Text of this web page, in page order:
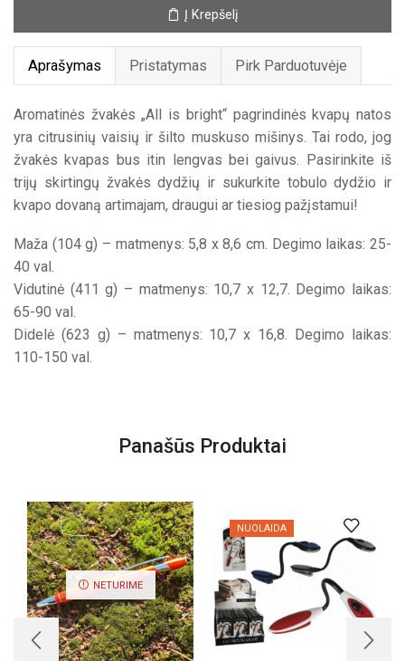
Candle
„All
is
Į Krepšelį
Aprašymas Pristatymas Pirk Parduotuvėje
Aromatinės žvakės „All is bright“ pagrindinės kvapų natos
yra citrusinių vaisių ir šilto muskuso mišinys. Tai rodo, jog
žvakės kvapas bus itin lengvas bei gaivus. Pasirinkite iš
trijų skirtingų žvakės dydžių ir sukurkite tobulo dydžio ir
kvapo dovaną artimajam, draugui ar tiesiog pažįstamui!
Maža (104 g) – matmenys: 5,8 x 8,6 cm. Degimo laikas: 25-
40 val.
Vidutinė (411 g) – matmenys: 10,7 x 12,7. Degimo laikas:
65-90 val.
Didelė (623 g) – matmenys: 10,7 x 16,8. Degimo laikas:
110-150 val.
Panašūs Produktai
NETURIME
NUOLAIDA